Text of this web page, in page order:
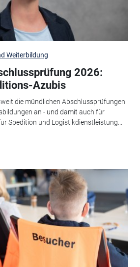
Weiterbildung
2026:
Azubis
die mündlichen Abschlussprüfungen
an - und damit auch für
Spedition und Logistikdienstleistung...